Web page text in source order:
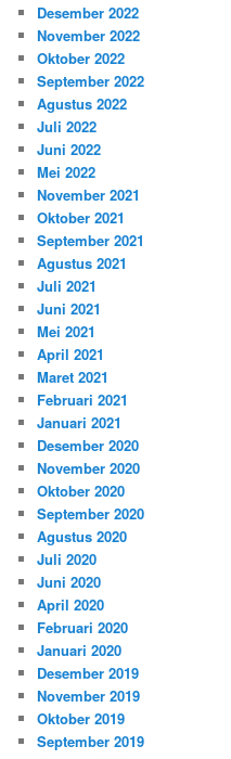
Desember 2022
November 2022
Oktober 2022
September 2022
Agustus 2022
Juli 2022
Juni 2022
Mei 2022
November 2021
Oktober 2021
September 2021
Agustus 2021
Juli 2021
Juni 2021
Mei 2021
April 2021
Maret 2021
Februari 2021
Januari 2021
Desember 2020
November 2020
Oktober 2020
September 2020
Agustus 2020
Juli 2020
Juni 2020
April 2020
Februari 2020
Januari 2020
Desember 2019
November 2019
Oktober 2019
September 2019